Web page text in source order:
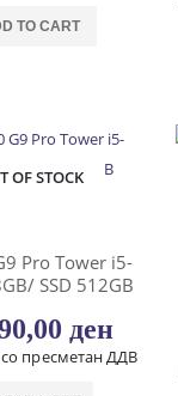
TO CART
OF STOCK
Pro Tower i5-
SSD 512GB
ден
пресметан ДДВ